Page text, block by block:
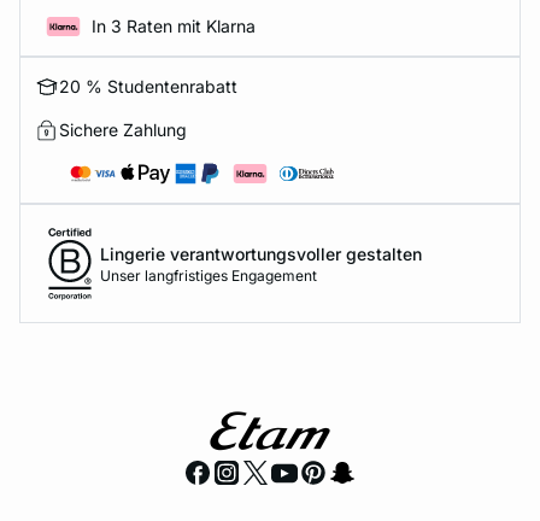
In 3 Raten mit Klarna
20 % Studentenrabatt
Sichere Zahlung
Lingerie verantwortungsvoller gestalten
Unser langfristiges Engagement